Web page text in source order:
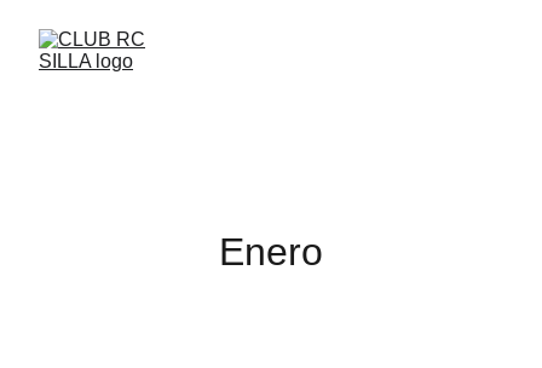
Enero